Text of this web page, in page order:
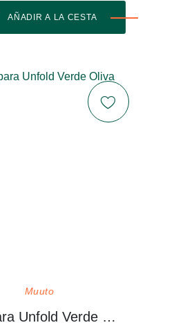
AÑADIR A LA CESTA
Muuto
Lámpara Unfold Verde Oliva